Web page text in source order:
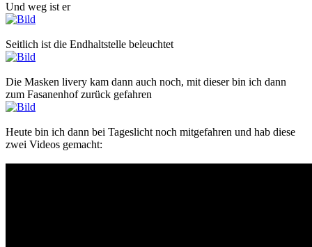
Und weg ist er
Seitlich ist die Endhaltstelle beleuchtet
Die Masken livery kam dann auch noch, mit dieser bin ich dann
zum Fasanenhof zurück gefahren
Heute bin ich dann bei Tageslicht noch mitgefahren und hab diese
zwei Videos gemacht: